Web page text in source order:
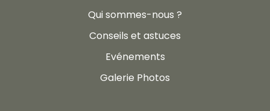
Qui sommes-nous ?
Conseils et astuces
Evénements
Galerie Photos